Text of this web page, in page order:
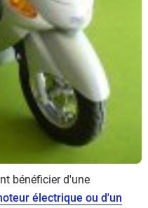
bénéficier d'une
électrique ou d'un